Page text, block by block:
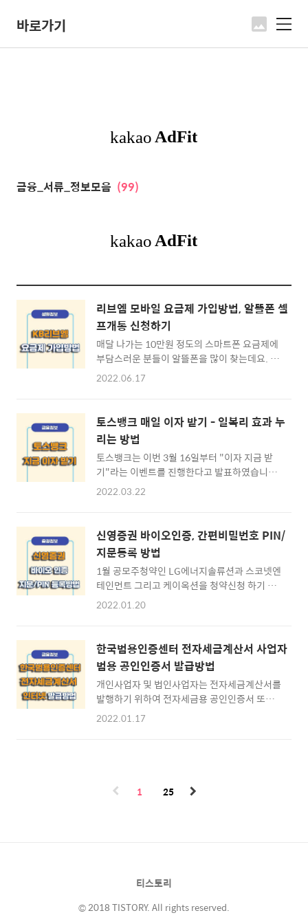
바로가기 메
금융_서류_정보모음 (99)
리브엠 모바일 요금제 가입방법, 알뜰폰 셀
프개통 신청하기
매달 나가는 10만원 정도의 스마트폰 요금제에
부담스러운 분들이 알뜰폰을 많이 찾는데요. 높
은 요금제를 가진 3대 통신사 대신 KB국민은행
이용하실 수 있습니다. 많은 분들이 리브엠 알뜰
폰 요금제를 사용중이며 사용자 성격에 따른 다
양한 요금제를 이용하실 수 있는데요. 아래 내용
에서 리브엠 요금제 가입방법 및 셀프개통 방법
에 대하여 알아보도록 하겠습니다. ※ [목차] 리
브엠 모바일 요금제 가입방법 ⊙ 1. 알뜰폰 개통
차 ▶ 리브엠 알뜰폰 개통방법 KB 리브엠 알뜰
폰 개통절차 1. 유심(USIM) 발급 KB국민은행
영업지점..
2022.06.17
토스뱅크 매일 이자 받기 - 일복리 효과 누
리는 방법
토스뱅크는 이번 3월 16일부터 "이자 지금 받
기"라는 이벤트를 진행한다고 발표하였습니다.
그리고 출시 이틀만에 66억원이 지급이 되었다
면 반드시 하여야 하는 "이자 지금 받기" 방법에
대하여 알아보도록 하겠습니다. ※ [목차] 토스
뱅크 "이자 지금 받기" ⊙ 1. "이자 지금 받
기"의 장점 ☜ ⊙ 2. 이자받기 준비하기 ☜ ⊙
3. 이자받기 바로가기 ☜ 토스뱅크 이자 지금 받
기 ▶ "이자 지금 받기" 란? 이번 16일부터 토
습니다. 고객 약 41만명의 대상으로 평균금액은
약 1만 6,200원으로 나타나는데요. 이렇게 관
심이 ..
2022.03.22
신영증권 바이오인증, 간편비밀번호 PIN/
지문등록 방법
1월 공모주청약인 LG에너지솔류션과 스코넷엔
테인먼트 그리고 케이옥션을 청약신청 하기 위
하여 신영증권을 비대면 계좌개설을 했는데 아
셔야 하는데 이는 신영증권 앱에서 할 수 있는것
이 아닌 바이오인증 공동 앱이라는 어플을 추가
로 다운로드 해주셔야 합니다. 신영증권의 PIN/
지문등록 방법 알아보도록 하겠습니다. ※ 목차
⊙ 1. 신영증권 모바일 앱 다운로드 · 바이오공
동 앱 다운로드 바록가기 ⊙ 2. 신영증권 바이오
개설 후 증권앱을..
2022.01.20
한국범용인증센터 전자세금계산서 사업자
범용 공인인증서 발급방법
개인사업자 및 법인사업자는 전자세금계산서를
발행하기 위하여 전자세금용 공인인증서 또는
사업자 범용 공인인증서 중 선택하여 발급하실
니다. ※ 목차 ⊙ 1. 전자세금계산서 발행 준비
물 · 전자세금용 공인인증서 · 사업자 범용 공
하기 위해서는 공인인증서가 필요한데 전자세
금계산서 업무에 사용할 수 있는 인증서로는 세
금계..
2022.01.17
1 25
티스토리
© 2018 TISTORY. All rights reserved.